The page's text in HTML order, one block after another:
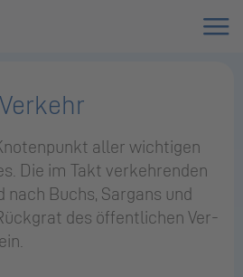
aller wich­ti­gen
Die im Takt ver­keh­ren­den
nach Buchs, Sar­gans und
des öf­fent­li­chen Ver­